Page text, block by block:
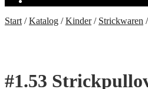
Start /Katalog /Kinder/ Strickwaren /
#1.53